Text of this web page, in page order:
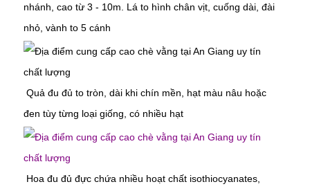
nhánh, cao từ 3 - 10m. Lá to hình chân vịt, cuống dài, đài
nhỏ, vành to 5 cánh
Quả đu đủ to tròn, dài khi chín mền, hạt màu nâu hoặc
đen tùy từng loại giống, có nhiều hạt
Hoa đu đủ đực chứa nhiều hoạt chất isothiocyanates,